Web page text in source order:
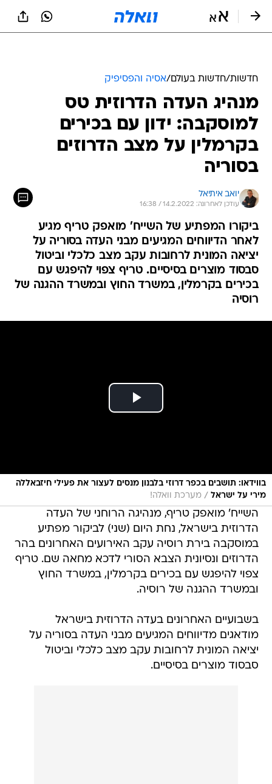
חדשות/חדשות בעולם/אסיה והפסיפיק
מנהיג העדה הדרוזית טס
למוסקבה: ידון עם בכירים
בקרמלין על מצב הדרוזים
בסוריה
יואב איתיאל
עודכן לאחרונה: 14.2.2022 / 16:38
ביקורו המפתיע של השייח' מואפק טריף מגיע
לאחר הדיווחים המגיעים מבני העדה בסוריה על
יציאה המונית לרחובות עקב מצב כלכלי וביטול
סבסוד מוצרים בסיסיים. טריף צפוי להיפגש עם
בכירים בקרמלין, במשרד החוץ ובמשרד ההגנה של
רוסיה
בווידאו: תושבים בכפר דרוזי בלבנון מנסים לעצור את פעילי חיזבאללה
מירי על ישראל / מערכת וואלה!
השייח' מואפק טריף, מנהיגה הרוחני של העדה
הדרוזית בישראל, נחת היום (שני) לביקור מפתיע
במוסקבה בירת רוסיה עקב האירועים האחרונים בהר
הדרוזים ונסיונית הצבא הסורי לדכא מחאה שם. טריף
צפוי להיפגש עם בכירים בקרמלין, במשרד החוץ
ובמשרד ההגנה של רוסיה.
בשבועיים האחרונים בעדה הדרוזית בישראל
מודאגים מדיווחים המגיעים מבני העדה בסוריה על
יציאה המונית לרחובות עקב מצב כלכלי וביטול
סבסוד מוצרים בסיסיים.